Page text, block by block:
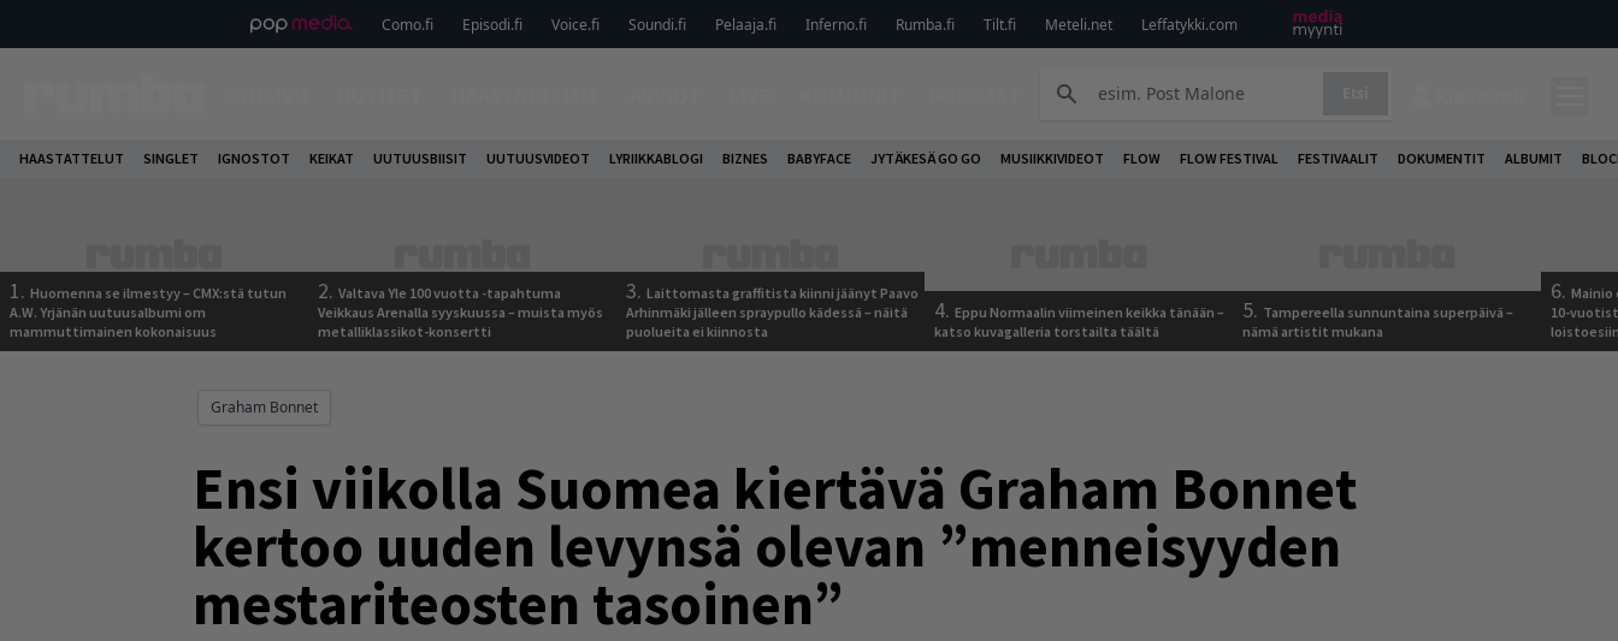
Como.fi Episodi.fi Voice.fi Soundi.fi Pelaaja.fi Inferno.fi Rumba.fi Tilt.fi Meteli.net Leffatykki.com
HAASTATTELUT SINGLET IGNOSTOT KEIKAT UUTUUSBIISIT UUTUUSVIDEOT LYRIIKKABLOGI BIZNES BABYFACE JYTÄKESÄ GO GO MUSIIKKIVIDEOT FLOW FLOW FESTIVAL FESTIVAALIT DOKUMENTIT ALBUMIT
1. Huomenna se ilmestyy – CMX:stä tutun
A.W. Yrjänän uutuusalbumi om
mammuttimainen kokonaisuus
2. Valtava Yle 100 vuotta -tapahtuma
Veikkaus Arenalla syyskuussa – muista myös
metalliklassikot-konsertti
3. Laittomasta graffitista kiinni jäänyt Paavo
Arhinmäki jälleen spraypullo kädessä – näitä
puolueita ei kiinnosta
4. Eppu Normaalin viimeinen keikka tänään –
katso kuvagalleria torstailta täältä
5. Tampereella sunnuntaina superpäivä –
nämä artistit mukana
6.
10-
Graham Bonnet
Ensi viikolla Suomea kiertävä Graham Bonnet
kertoo uuden levynsä olevan ”menneisyyden
mestariteosten tasoinen”